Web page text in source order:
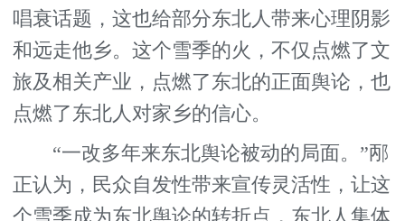
唱衰话题，这也给部分东北人带来心理阴影
和远走他乡。这个雪季的火，不仅点燃了文
旅及相关产业，点燃了东北的正面舆论，也
点燃了东北人对家乡的信心。
“一改多年来东北舆论被动的局面。”邴
正认为，民众自发性带来宣传灵活性，让这